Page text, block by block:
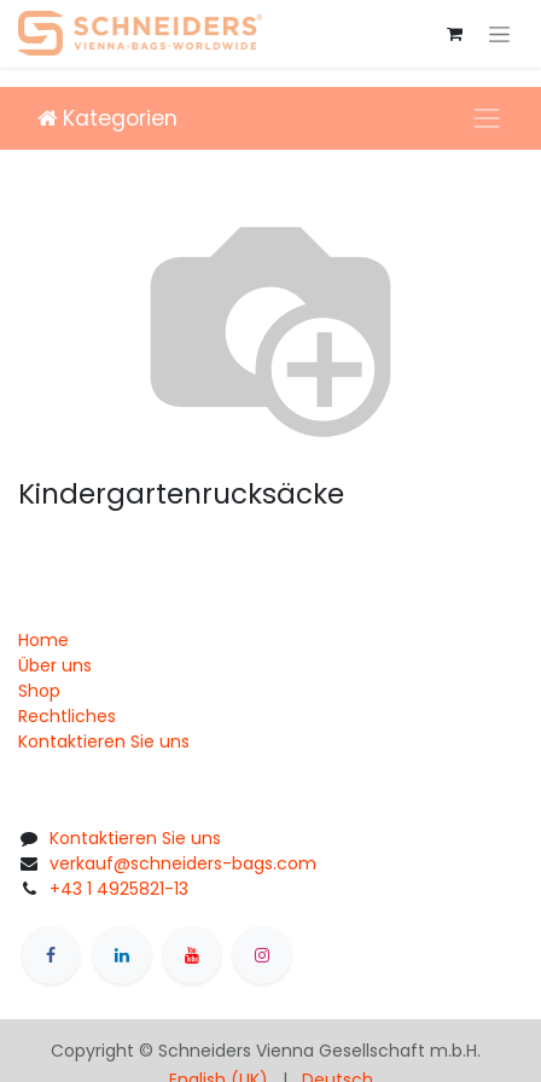
Kategorien
Kindergartenrucksäcke
Home
Über uns
Shop
Rechtliches
Kontaktieren Sie uns
Kontaktieren Sie uns
verkauf@schneiders-bags.com
+43 1 4925821-13
Copyright © Schneiders Vienna Gesellschaft m.b.H.